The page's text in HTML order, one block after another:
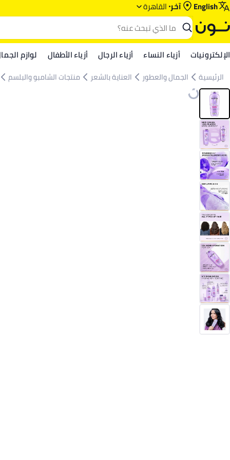
English آخر القاهرة
الإلكترونيات أزياء النساء أزياء الرجال أزياء الأطفال لوازم
الرئيسية الجمال والعطور العناية بالشعر منتجات الشامبو والبلسم